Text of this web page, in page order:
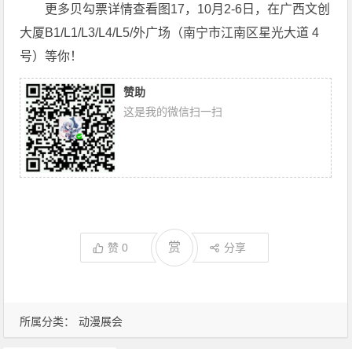
所属分类： 动漫展会
更多贝勾票详情查看图17，10月2-6日，在广西文创
大厦B1/L1/L3/L4/L5/外广场（南宁市江南区星光大道 4
号）等你！
赞助
这是我的微信扫一扫
赞0 赏 分享